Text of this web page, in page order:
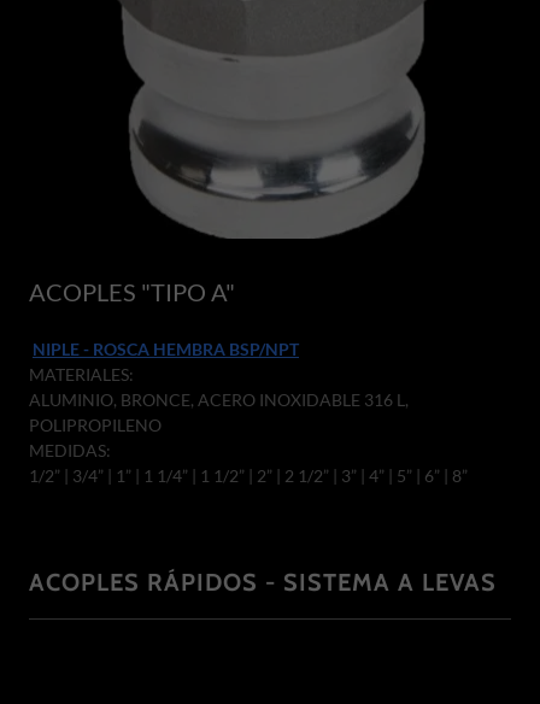
ACOPLES "TIPO A"
NIPLE - ROSCA HEMBRA BSP/NPT
MATERIALES:
ALUMINIO, BRONCE, ACERO INOXIDABLE 316 L,
POLIPROPILENO
MEDIDAS:
1/2” | 3/4” | 1” | 1 1/4” | 1 1/2” | 2” | 2 1/2” | 3” | 4” | 5” | 6” | 8”
ACOPLES RÁPIDOS - SISTEMA A LEVAS